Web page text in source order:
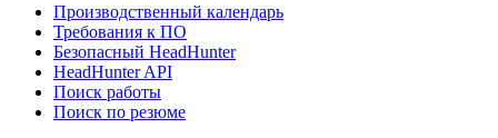
Производственный календарь
Требования к ПО
Безопасный HeadHunter
HeadHunter API
Поиск работы
Поиск по резюме